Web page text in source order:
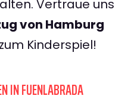
Vertraue uns
von Hamburg
zum Kinderspiel!
IN FUENLABRADA